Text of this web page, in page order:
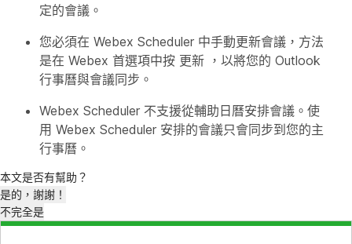
定的會議。
您必須在 Webex Scheduler 中手動更新會議，方法
是在 Webex 首選項中按 更新 ，以將您的 Outlook
行事曆與會議同步。
Webex Scheduler 不支援從輔助日曆安排會議。使
用 Webex Scheduler 安排的會議只會同步到您的主
行事曆。
本文是否有幫助？
是的，謝謝！
不完全是